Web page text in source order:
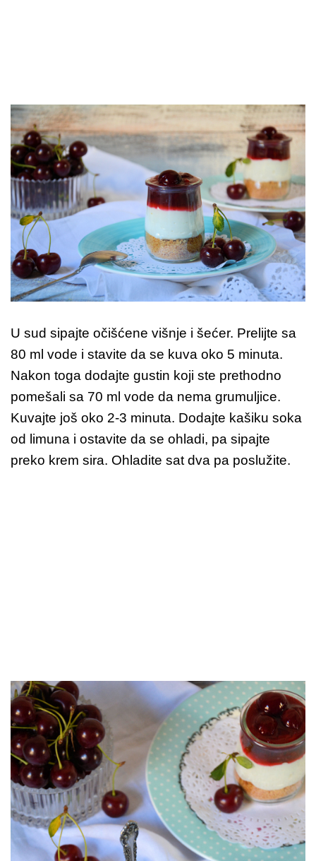
U sud sipajte očišćene višnje i šećer. Prelijte sa
80 ml vode i stavite da se kuva oko 5 minuta.
Nakon toga dodajte gustin koji ste prethodno
pomešali sa 70 ml vode da nema grumuljice.
Kuvajte još oko 2-3 minuta. Dodajte kašiku soka
od limuna i ostavite da se ohladi, pa sipajte
preko krem sira. Ohladite sat dva pa poslužite.